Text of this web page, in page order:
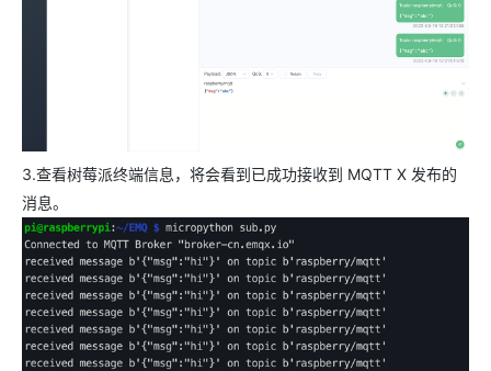
3.查看树莓派终端信息，将会看到已成功接收到 MQTT X 发布的
消息。